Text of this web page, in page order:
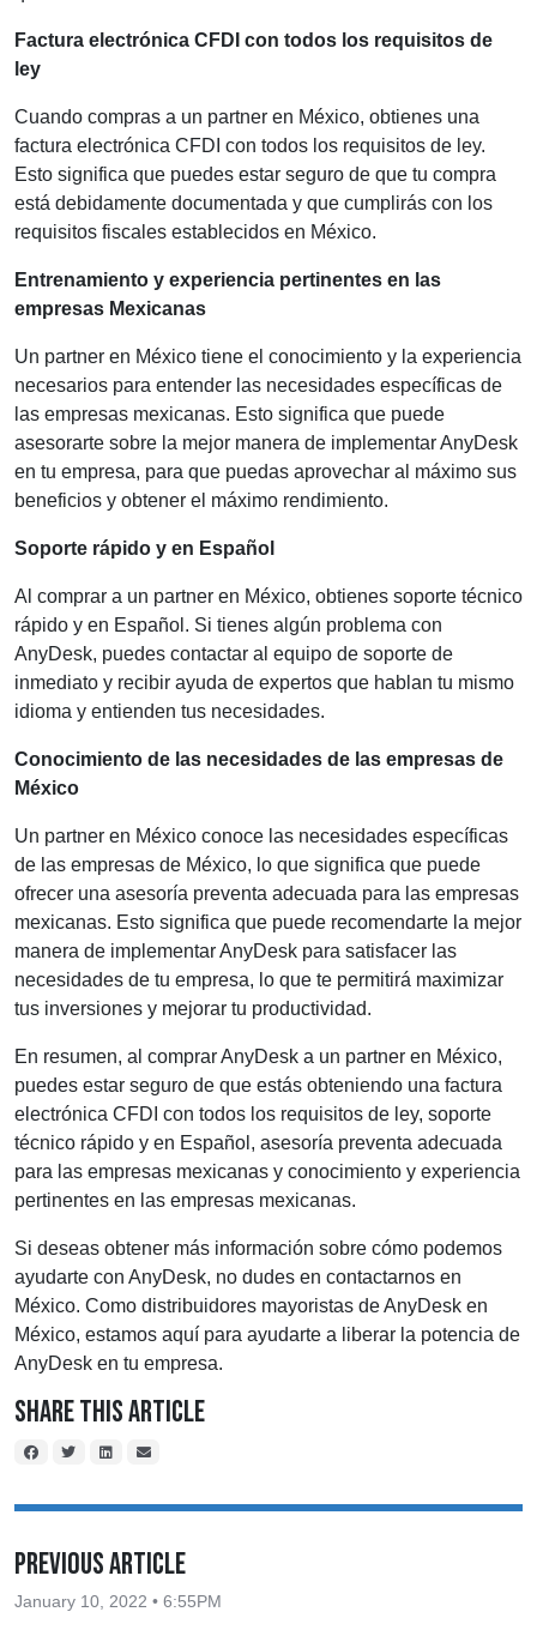
Factura electrónica CFDI con todos los requisitos de
ley
Cuando compras a un partner en México, obtienes una
factura electrónica CFDI con todos los requisitos de ley.
Esto significa que puedes estar seguro de que tu compra
está debidamente documentada y que cumplirás con los
requisitos fiscales establecidos en México.
Entrenamiento y experiencia pertinentes en las
empresas Mexicanas
Un partner en México tiene el conocimiento y la experiencia
necesarios para entender las necesidades específicas de
las empresas mexicanas. Esto significa que puede
asesorarte sobre la mejor manera de implementar AnyDesk
en tu empresa, para que puedas aprovechar al máximo sus
beneficios y obtener el máximo rendimiento.
Soporte rápido y en Español
Al comprar a un partner en México, obtienes soporte técnico
rápido y en Español. Si tienes algún problema con
AnyDesk, puedes contactar al equipo de soporte de
inmediato y recibir ayuda de expertos que hablan tu mismo
idioma y entienden tus necesidades.
Conocimiento de las necesidades de las empresas de
México
Un partner en México conoce las necesidades específicas
de las empresas de México, lo que significa que puede
ofrecer una asesoría preventa adecuada para las empresas
mexicanas. Esto significa que puede recomendarte la mejor
manera de implementar AnyDesk para satisfacer las
necesidades de tu empresa, lo que te permitirá maximizar
tus inversiones y mejorar tu productividad.
En resumen, al comprar AnyDesk a un partner en México,
puedes estar seguro de que estás obteniendo una factura
electrónica CFDI con todos los requisitos de ley, soporte
técnico rápido y en Español, asesoría preventa adecuada
para las empresas mexicanas y conocimiento y experiencia
pertinentes en las empresas mexicanas.
Si deseas obtener más información sobre cómo podemos
ayudarte con AnyDesk, no dudes en contactarnos en
México. Como distribuidores mayoristas de AnyDesk en
México, estamos aquí para ayudarte a liberar la potencia de
AnyDesk en tu empresa.
Share This Article
Previous Article
January 10, 2022 • 6:55PM